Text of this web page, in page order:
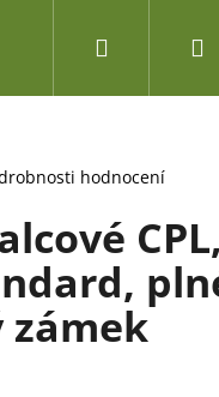
hodnocení
CPL,
zámek